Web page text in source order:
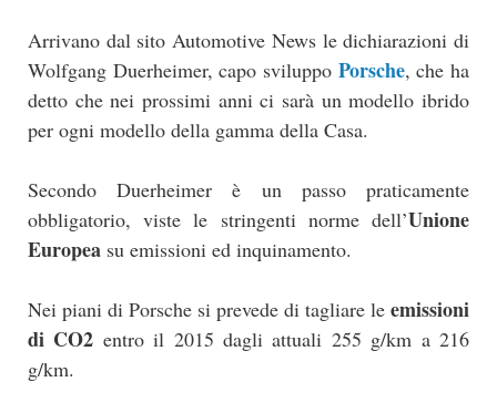
Arrivano dal sito Automotive News le dichiarazioni di
Wolfgang Duerheimer, capo sviluppo Porsche, che ha
detto che nei prossimi anni ci sarà un modello ibrido
per ogni modello della gamma della Casa.
Secondo Duerheimer è un passo praticamente
obbligatorio, viste le stringenti norme dell’Unione
Europea su emissioni ed inquinamento.
Nei piani di Porsche si prevede di tagliare le emissioni
di CO2 entro il 2015 dagli attuali 255 g/km a 216
g/km.